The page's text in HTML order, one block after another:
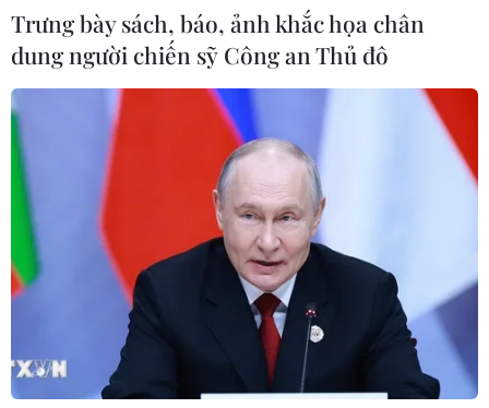
Trưng bày sách, báo, ảnh khắc họa chân
dung người chiến sỹ Công an Thủ đô